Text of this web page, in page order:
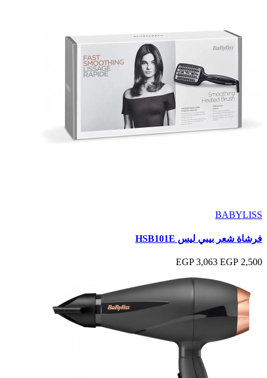
BABYLISS
فرشاة شعر بيبي ليس HSB101E
2,500 EGP
3,063 EGP